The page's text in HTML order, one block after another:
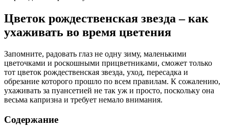
Цветок рождественская звезда – как
ухаживать во время цветения
Запомните, радовать глаз не одну зиму, маленькими
цветочками и роскошными прицветниками, сможет только
тот цветок рождественская звезда, уход, пересадка и
обрезание которого прошло по всем правилам. К сожалению,
ухаживать за пуансетией не так уж и просто, поскольку она
весьма капризна и требует немало внимания.
Содержание